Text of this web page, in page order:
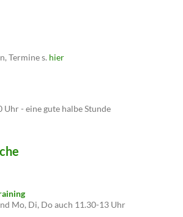
Termine s. hier
- eine gute halbe Stunde
Mo, Di, Do auch 11.30-13 Uhr